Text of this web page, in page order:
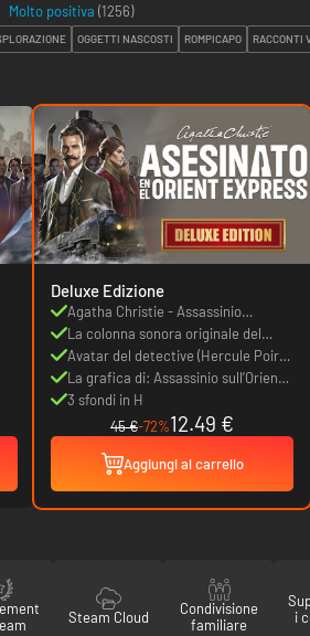
Molto positiva (1256)
OGGETTI NASCOSTI ROMPICAPO RACCONTI
Deluxe Edizione
Agatha Christie - Assassinio
sull’Orient Express
La colonna sonora originale del
gioco
Avatar del detective (Hercule Poirot
e Joanna Locke)
La grafica di: Assassinio sull’Orient
Express - Grafica digitale in HD
3 sfondi in H
45 €-72%12.49 €
Aggiungi al carrello
Steam Cloud
Condivisione
familiare
i